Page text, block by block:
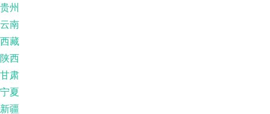
贵州
云南
西藏
陕西
甘肃
宁夏
新疆